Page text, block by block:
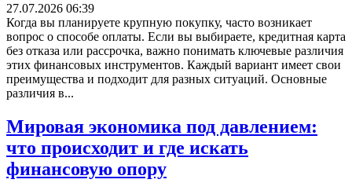
27.07.2026 06:39
Когда вы планируете крупную покупку, часто возникает
вопрос о способе оплаты. Если вы выбираете, кредитная карта
без отказа или рассрочка, важно понимать ключевые различия
этих финансовых инструментов. Каждый вариант имеет свои
преимущества и подходит для разных ситуаций. Основные
различия в...
Мировая экономика под давлением:
что происходит и где искать
финансовую опору